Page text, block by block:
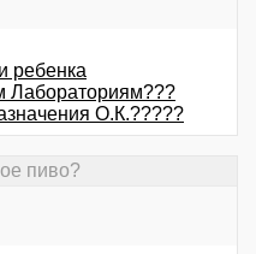
ребенка
Лабораториям???
О.К.?????
пиво?